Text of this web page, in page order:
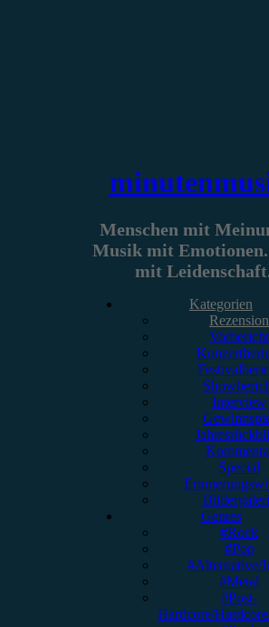
Menschen mit
Musik mit Emotionen.
mit
Kategorien
Rezension
Vorbericht
Interview
Special
Genres
#Rock
#Pop
#Alternative/
#Metal
#Post-
Hardcore/